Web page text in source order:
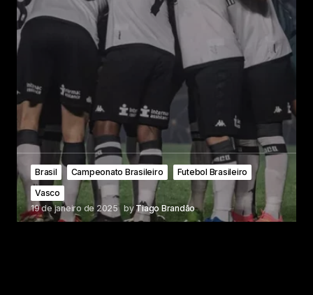
Brasil Campeonato Brasileiro
Futebol Brasileiro
Vasco
19 de janeiro de 2025 byTiago Brandão